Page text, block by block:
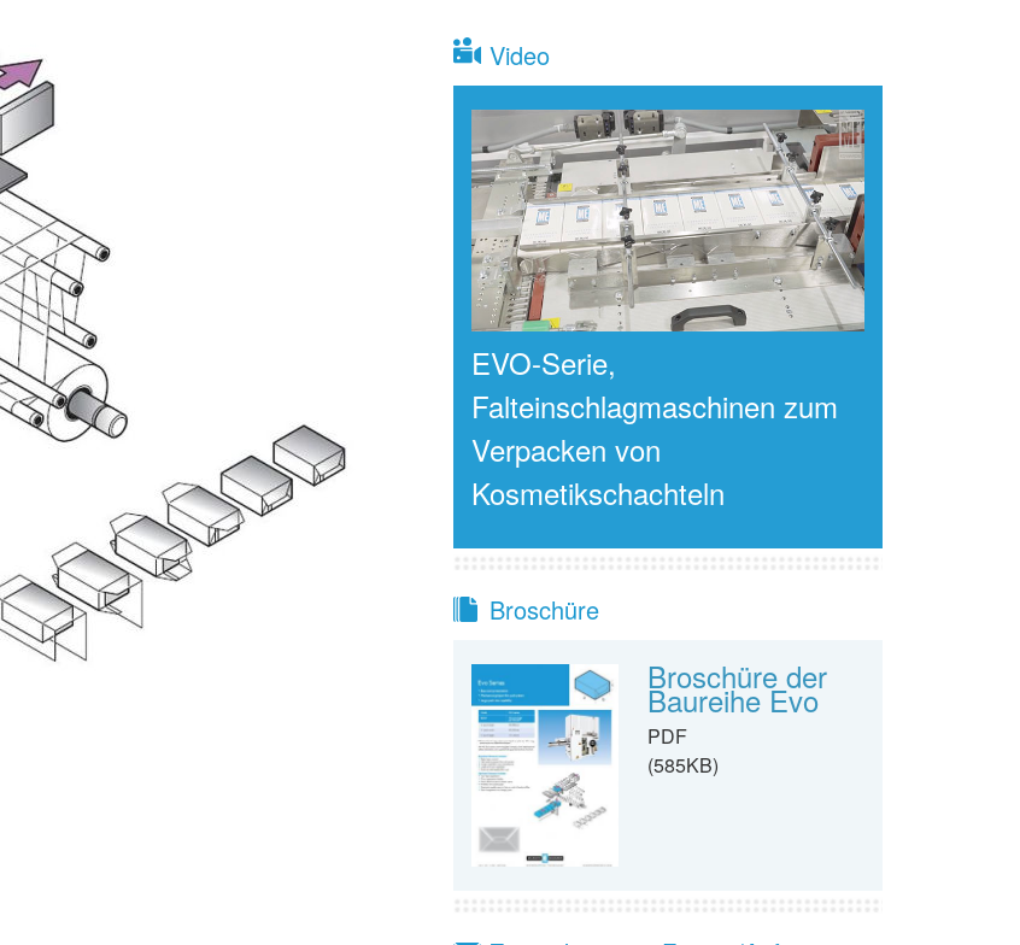
Video
EVO-Serie,
Falteinschlagmaschinen zum
Verpacken von
Kosmetikschachteln
Broschüre
Broschüre der
Baureihe Evo
PDF
(585KB)